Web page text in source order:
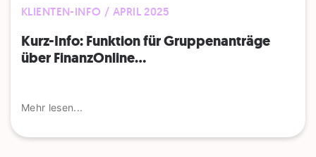
KLIENTEN-INFO / APRIL 2025
Kurz-Info: Funktion für Gruppenanträge
über FinanzOnline...
Mehr lesen...